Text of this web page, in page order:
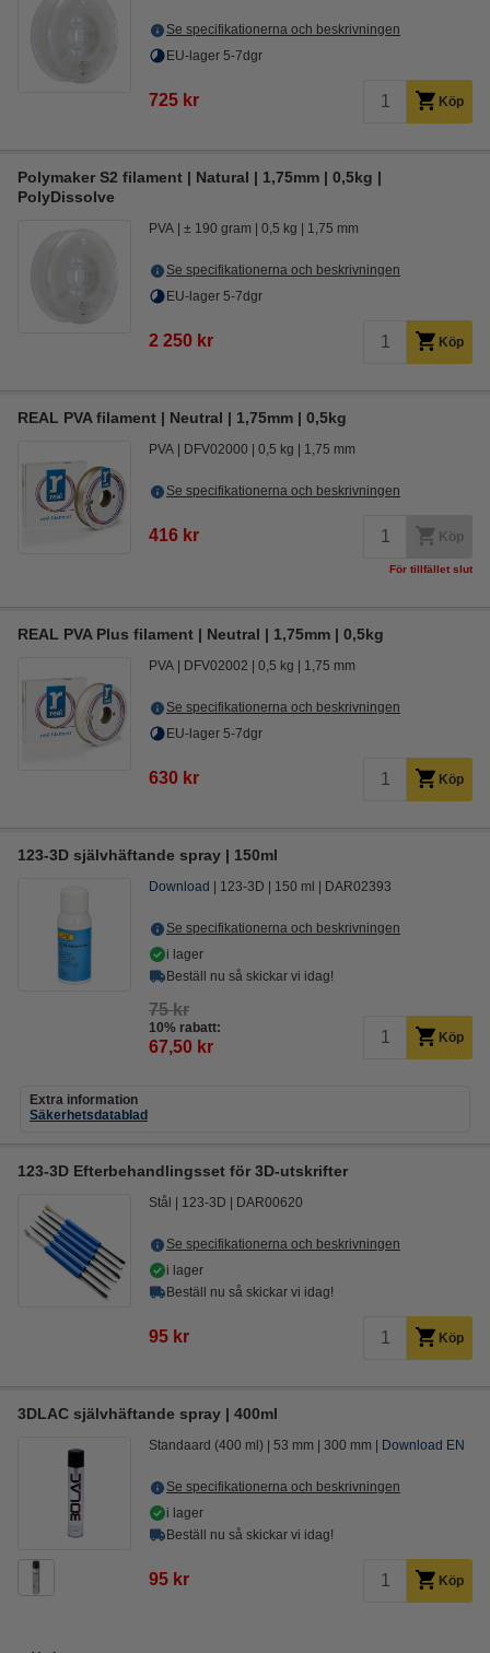
Se specifikationerna och beskrivningen
EU-lager 5-7dgr
725 kr Köp
Polymaker S2 filament | Natural | 1,75mm | 0,5kg |
PolyDissolve
PVA ± 190 gram 0,5 kg 1,75 mm
Se specifikationerna och beskrivningen
EU-lager 5-7dgr
2 250 kr Köp
REAL PVA filament | Neutral | 1,75mm | 0,5kg
PVA DFV02000 0,5 kg 1,75 mm
Se specifikationerna och beskrivningen
416 kr Köp
För tillfället slut
REAL PVA Plus filament | Neutral | 1,75mm | 0,5kg
PVA DFV02002 0,5 kg 1,75 mm
Se specifikationerna och beskrivningen
EU-lager 5-7dgr
630 kr Köp
123-3D självhäftande spray | 150ml
Download 123-3D 150 ml DAR02393
Se specifikationerna och beskrivningen
i lager
Beställ nu så skickar vi idag!
75 kr
10% rabatt:
67,50 kr Köp
Extra information
Säkerhetsdatablad
123-3D Efterbehandlingsset för 3D-utskrifter
Stål 123-3D DAR00620
Se specifikationerna och beskrivningen
i lager
Beställ nu så skickar vi idag!
95 kr Köp
3DLAC självhäftande spray | 400ml
Standaard (400 ml) 53 mm 300 mm Download EN
Se specifikationerna och beskrivningen
i lager
Beställ nu så skickar vi idag!
95 kr Köp